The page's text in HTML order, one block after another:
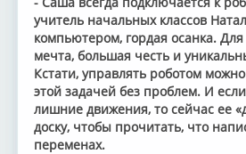
учитель начальных классов
компьютером, гордая осанка.
мечта, большая честь и
Кстати, управлять роботом
этой задачей без проблем. И
лишние движения, то сейчас ее
доску, чтобы прочитать, что
переменах.